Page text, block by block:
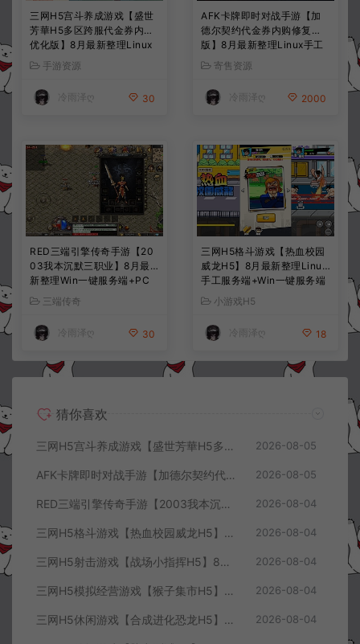
三网H5宫斗养成游戏【盛世
芳華H5多区跨服代金券内购
优化版】8月最新整理Linux
手工服务端+CDK授权后台
+全资源安卓+详细搭建教程
+视频教程
手游资源
冷雨泽ღ 30
AFK卡牌即时对战手游【加
德尔契约代金券内购修复
版】8月最新整理Linux手工
服务端+前后端全套源码+CD
K授权后台+安卓苹果双端
+详细搭建教程+视频教程
寄售资源
冷雨泽ღ 2000
RED三端引擎传奇手游【20
03我本沉默三职业】8月最
新整理Win一键服务端+PC
安卓+详细搭建教程
三端传奇
冷雨泽ღ 30
三网H5格斗游戏【热血校园
威龙H5】8月最新整理Linux
手工服务端+Win一键服务端
+解压即玩+简易安卓客户端
+详细搭建教程
小游戏H5
冷雨泽ღ 18
猜你喜欢
三网H5宫斗养成游戏【盛世芳華H5多区跨服代金券内购优化版】8月最新整理Linux手工服务端+CDK授权后台+全资源安卓+详细搭建教程+视频教程 2026-08-05
AFK卡牌即时对战手游【加德尔契约代金券内购修复版】8月最新整理Linux手工服务端+前后端全套源码+CDK授权后台+安卓苹果双端+详细搭建教程+视频教程 2026-08-05
RED三端引擎传奇手游【2003我本沉默三职业】8月最新整理Win一键服务端+PC安卓+详细搭建教程 2026-08-04
三网H5格斗游戏【热血校园威龙H5】8月最新整理Linux手工服务端+Win一键服务端+解压即玩+简易安卓客户端+详细搭建教程 2026-08-04
三网H5射击游戏【战场小指挥H5】8月最新整理Linux手工服务端+Win一键服务端+解压即玩+简易安卓客户端+详细搭建教程 2026-08-04
三网H5模拟经营游戏【猴子集市H5】8月最新整理Linux手工服务端+Win一键服务端+解压即玩+简易安卓客户端+详细搭建教程 2026-08-04
三网H5休闲游戏【合成进化恐龙H5】8月最新整理Linux手工服务端+Win一键服务端+解压即玩+简易安卓客户端+详细搭建教程 2026-08-04